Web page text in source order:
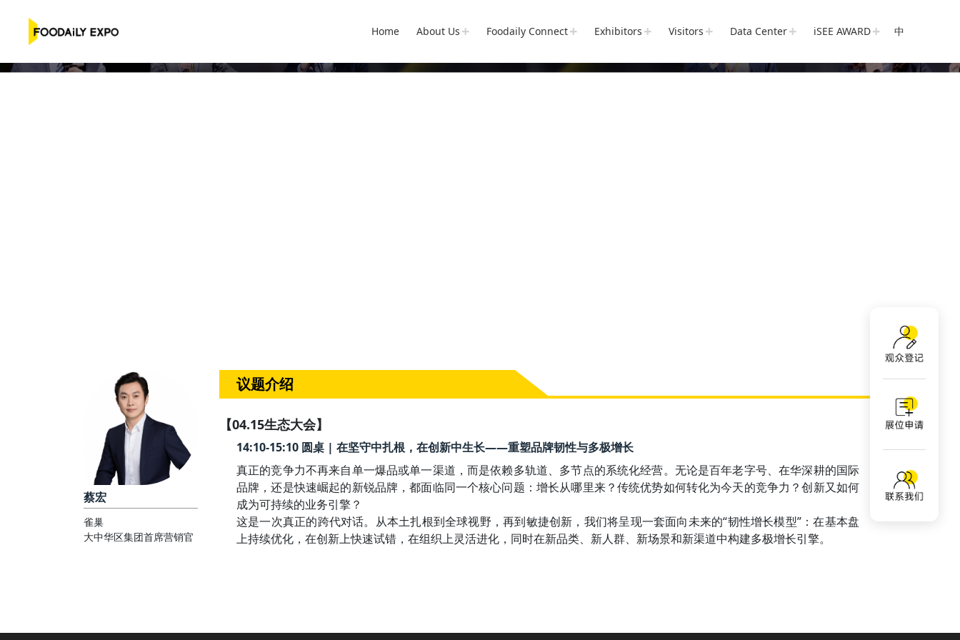
Home About Us Foodaily Connect Exhibitors Visitors Data Center iSEE AWARD 中
蔡宏
雀巢
大中华区集团首席营销官
议题介绍
【04.15生态大会】
14:10-15:10 圆桌 | 在坚守中扎根，在创新中生长——重塑品牌韧性与多极增长
真正的竞争力不再来自单一爆品或单一渠道，而是依赖多轨道、多节点的系统化经营。无论是百年老字号、在华深耕的国际
品牌，还是快速崛起的新锐品牌，都面临同一个核心问题：增长从哪里来？传统优势如何转化为今天的竞争力？创新又如何
成为可持续的业务引擎？
这是一次真正的跨代对话。从本土扎根到全球视野，再到敏捷创新，我们将呈现一套面向未来的“韧性增长模型”：在基本盘
上持续优化，在创新上快速试错，在组织上灵活进化，同时在新品类、新人群、新场景和新渠道中构建多极增长引擎。